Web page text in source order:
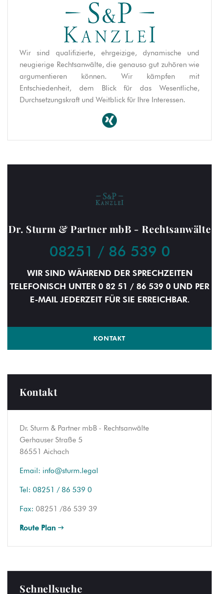
Wir sind qualifizierte, ehrgeizige, dynamische und
neugierige Rechtsanwälte, die genauso gut zuhören wie
argumentieren können. Wir kämpfen mit
Entschiedenheit, dem Blick für das Wesentliche,
Durchsetzungskraft und Weitblick für Ihre Interessen.
Dr. Sturm & Partner mbB - Rechtsanwälte
08251 / 86 539 0
WIR SIND WÄHREND DER SPRECHZEITEN
TELEFONISCH UNTER 0 82 51 / 86 539 0 UND PER
E-MAIL JEDERZEIT FÜR SIE ERREICHBAR.
KONTAKT
Kontakt
Dr. Sturm & Partner mbB - Rechtsanwälte
Gerhauser Straße 5
86551 Aichach
Email: info@sturm.legal
Tel: 08251 / 86 539 0
Fax: 08251 /86 539 39
Route Plan
Schnellsuche